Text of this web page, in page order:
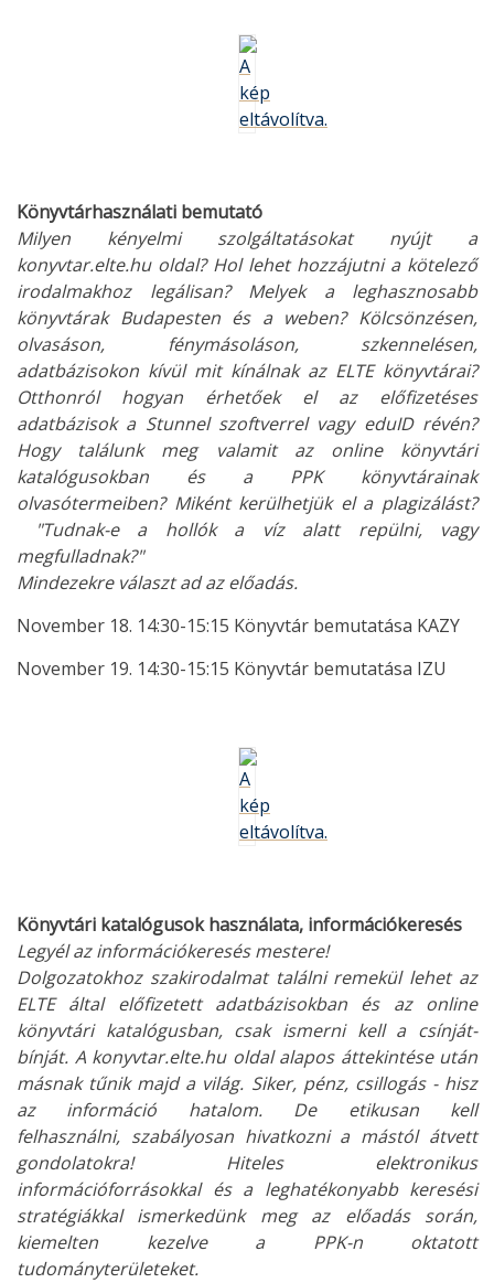
Könyvtárhasználati bemutató
Milyen kényelmi szolgáltatásokat nyújt a
konyvtar.elte.hu oldal? Hol lehet hozzájutni a kötelező
irodalmakhoz legálisan? Melyek a leghasznosabb
könyvtárak Budapesten és a weben? Kölcsönzésen,
olvasáson, fénymásoláson, szkennelésen,
adatbázisokon kívül mit kínálnak az ELTE könyvtárai?
Otthonról hogyan érhetőek el az előfizetéses
adatbázisok a Stunnel szoftverrel vagy eduID révén?
Hogy találunk meg valamit az online könyvtári
katalógusokban és a PPK könyvtárainak
olvasótermeiben? Miként kerülhetjük el a plagizálást?
"Tudnak-e a hollók a víz alatt repülni, vagy
megfulladnak?"
Mindezekre választ ad az előadás.
November 18. 14:30-15:15 Könyvtár bemutatása KAZY
November 19. 14:30-15:15 Könyvtár bemutatása IZU
Könyvtári katalógusok használata, információkeresés
Legyél az információkeresés mestere!
Dolgozatokhoz szakirodalmat találni remekül lehet az
ELTE által előfizetett adatbázisokban és az online
könyvtári katalógusban, csak ismerni kell a csínját-
bínját. A konyvtar.elte.hu oldal alapos áttekintése után
másnak tűnik majd a világ. Siker, pénz, csillogás - hisz
az információ hatalom. De etikusan kell
felhasználni, szabályosan hivatkozni a mástól átvett
gondolatokra! Hiteles elektronikus
információforrásokkal és a leghatékonyabb keresési
stratégiákkal ismerkedünk meg az előadás során,
kiemelten kezelve a PPK-n oktatott
tudományterületeket.